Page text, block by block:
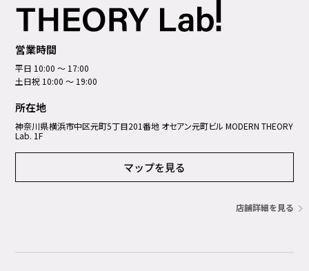
営業時間
平日 10:00 ～ 17:00
土日祝 10:00 ～ 19:00
所在地
神奈川県横浜市中区元町5丁⽬201番地 オセアン元町ビル MODERN THEORY
Lab. 1F
マップを見る
店舗詳細を見る